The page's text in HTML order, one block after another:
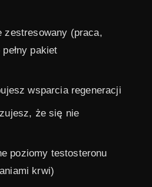
zestresowany (praca,
pakiet
wsparcia regeneracji
że się nie
poziomy testosteronu
krwi)